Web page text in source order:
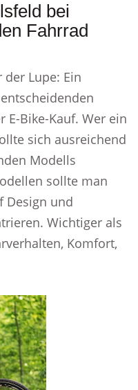
bei
Fahrrad
der Lupe: Ein
E-Bike-Kauf. Wer ein
sich ausreichend
Modells
sollte man
Design und
Wichtiger als
Komfort,